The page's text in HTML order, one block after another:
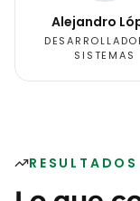
Alejandro
SISTEMAS
RESULTADOS